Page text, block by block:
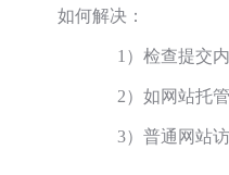
如何解决：
1）检查提交
2）如网站托
3）普通网站